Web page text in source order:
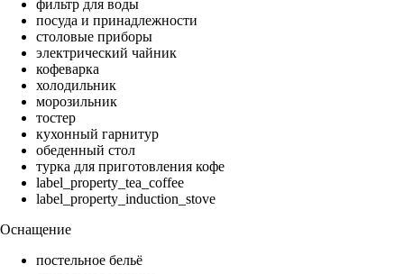
фильтр для воды
посуда и принадлежности
столовые приборы
электрический чайник
кофеварка
холодильник
морозильник
тостер
кухонный гарнитур
обеденный стол
турка для приготовления кофе
label_property_tea_coffee
label_property_induction_stove
Оснащение
постельное бельё